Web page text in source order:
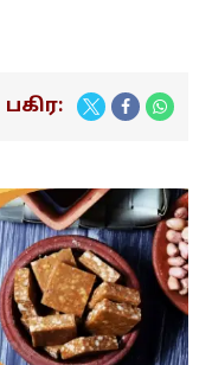
பகிர: